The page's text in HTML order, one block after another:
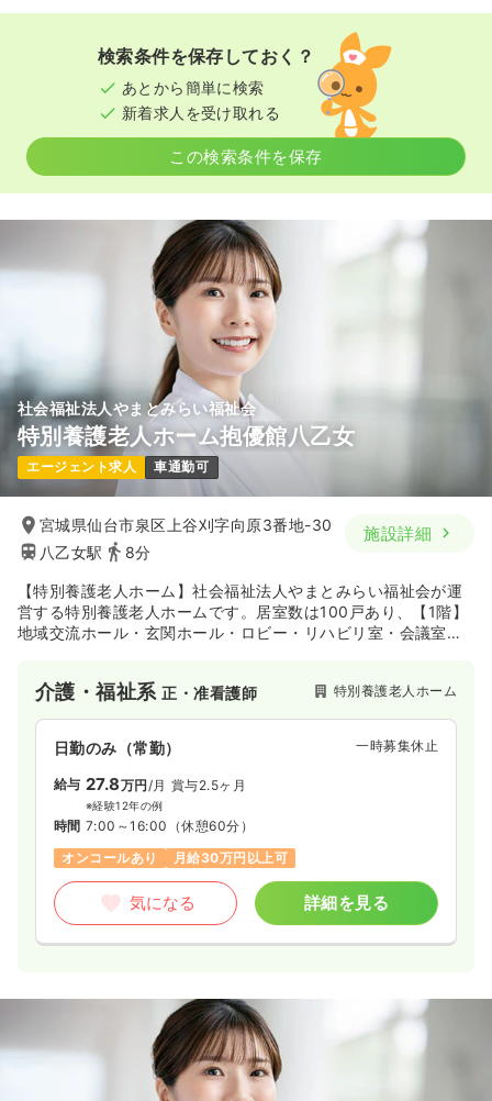
検索条件を保存しておく？
あとから簡単に検索
新着求人を受け取れる
この検索条件を保存
社会福祉法人やまとみらい福祉会
特別養護老人ホーム抱優館八乙女
エージェント求人 車通勤可
宮城県仙台市泉区上谷刈字向原3番地-30
八乙女駅
8分
施設詳細
【特別養護老人ホーム】社会福祉法人やまとみらい福祉会が運
営する特別養護老人ホームです。居室数は100戸あり、【1階】
地域交流ホール・玄関ホール・ロビー・リハビリ室・会議室・
者様を10人程度のグループに分け、それを生活の単位(ユニッ
ト)として職員が24時間暮らしのサポートをしております。介護
職員による入浴介助や排泄介助、機能訓練指導員と協働した生
活リハビリ、看護職員・協力医療機関等による健康状態の確認
や管理を行います。その他、日常生活上の相談等は生活相談員
が対応しております。
介護・福祉系正・准看護師 特別養護老人ホーム
日勤のみ（常勤） 一時募集休止
給与 27.8万円 /月 賞与2.5ヶ月
※経験12年の例
時間 7:00～16:00 （休憩60分）
オンコールあり
月給30万円以上可
気になる 詳細を見る